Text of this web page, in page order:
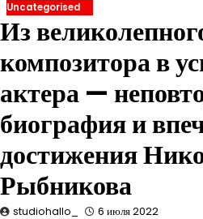
Uncategorised
Из
композитора в
актера —
биография и
достижения
Рыбникова
studiohallo_ 6 июля 2022